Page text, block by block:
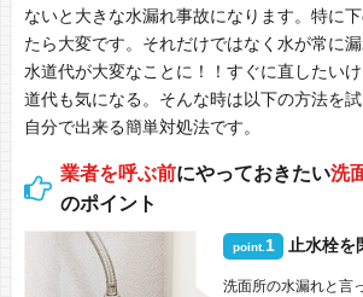
ないと大きな水漏れ事故になります。特に
たら大変です。それだけではなく水が常に
水道代が大変なことに！！すぐに直したい
道代も気になる。そんな時は以下の方法を
自分で出来る簡単対処法です。
業者を呼ぶ前にやっておきたい洗
のポイント
point. 1 止水栓を
洗面所の水漏れと言